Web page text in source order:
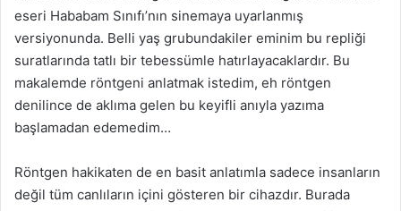
eseri Hababam Sınıfı’nın sinemaya uyarlanmış
versiyonunda. Belli yaş grubundakiler eminim bu repliği
suratlarında tatlı bir tebessümle hatırlayacaklardır. Bu
makalemde röntgeni anlatmak istedim, eh röntgen
denilince de aklıma gelen bu keyifli anıyla yazıma
başlamadan edemedim…
Röntgen hakikaten de en basit anlatımla sadece insanların
değil tüm canlıların içini gösteren bir cihazdır. Burada